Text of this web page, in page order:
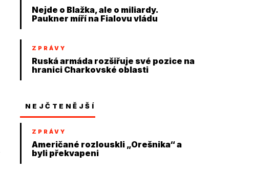
Nejde o Blažka, ale o miliardy.
Paukner míří na Fialovu vládu
ZPRÁVY
Ruská armáda rozšiřuje své pozice na
hranici Charkovské oblasti
NEJČTENĚJŠÍ
ZPRÁVY
Američané rozlouskli „Orešnika“ a
byli překvapeni